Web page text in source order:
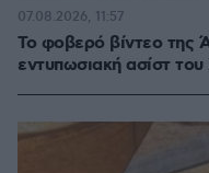
Το φοβερό βίντεο της
εντυπωσιακή ασίστ
07.08.2026, 11:57